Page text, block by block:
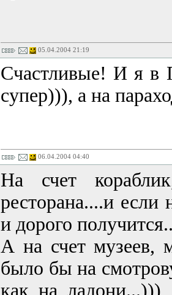
05.04.2004 21:19
Счастливые! И я в
супер))), а на
06.04.2004 04:40
На счет
ресторана....и если
и дорого
А на счет музеев,
было бы на
как на ладони...)))